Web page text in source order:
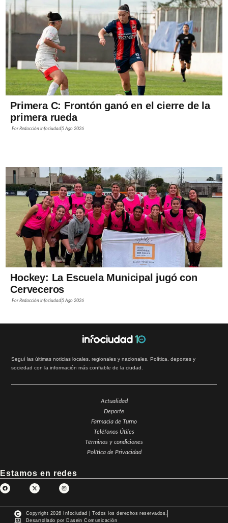
Primera C: Frontón ganó en el cierre de la
primera rueda
PorRedacción Infociudad5 Ago 2026
Hockey: La Escuela Municipal jugó con
Cerveceros
PorRedacción Infociudad5 Ago 2026
Seguí las últimas noticias locales, regionales y nacionales. Política, deportes y
sociedad con la información más confiable de la ciudad.
Actualidad
Deporte
Farmacia de Turno
Teléfonos Útiles
Términos y condiciones
Política de Privacidad
Estamos en redes
Copyright 2026 Infociudad | Todos los derechos reservados.
Desarrollado por Dasein Comunicación